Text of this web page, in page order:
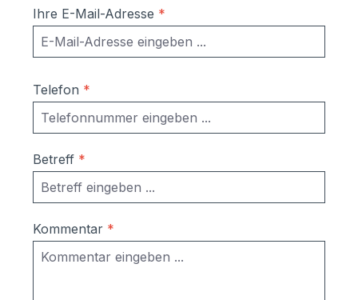
Ihre E-Mail-Adresse *
Telefon *
Betreff *
Kommentar *